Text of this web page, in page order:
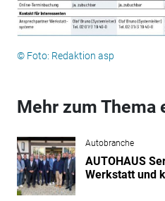
© Foto: Redaktion asp
Mehr zum Thema
Autobranche
AUTOHAUS
Werkstatt und